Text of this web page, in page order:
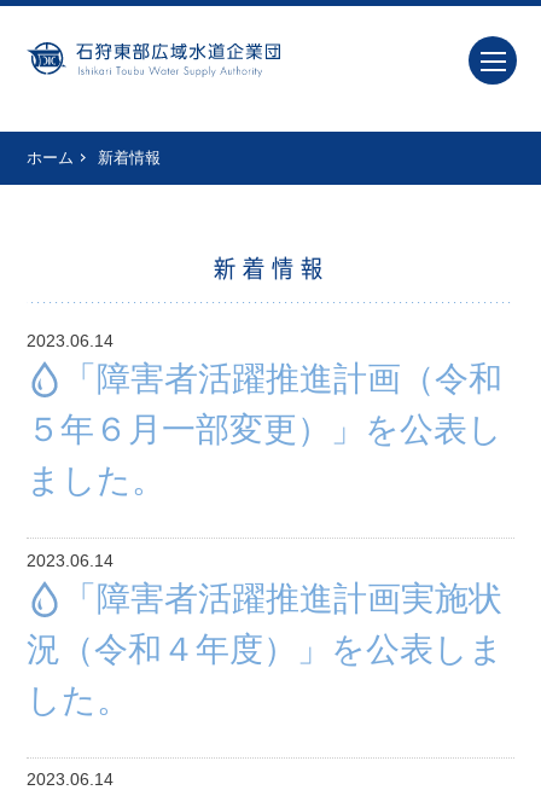
ホーム 新着情報
新着情報
2023.06.14
「障害者活躍推進計画（令和
５年６月一部変更）」を公表し
ました。
2023.06.14
「障害者活躍推進計画実施状
況（令和４年度）」を公表しま
した。
2023.06.14